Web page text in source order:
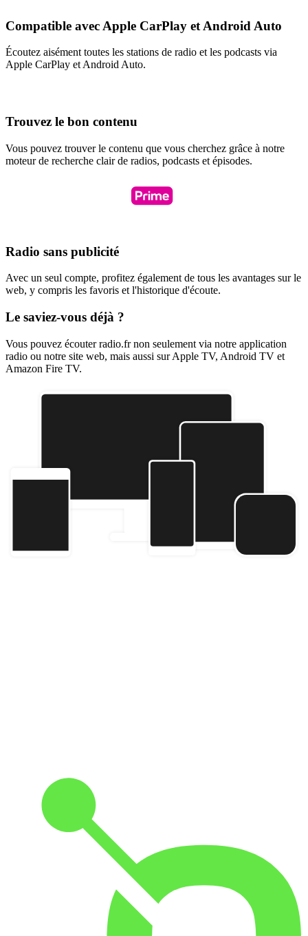
Compatible avec Apple CarPlay et Android Auto
Écoutez aisément toutes les stations de radio et les podcasts via
Apple CarPlay et Android Auto.
Trouvez le bon contenu
Vous pouvez trouver le contenu que vous cherchez grâce à notre
moteur de recherche clair de radios, podcasts et épisodes.
Radio sans publicité
Avec un seul compte, profitez également de tous les avantages sur le
web, y compris les favoris et l'historique d'écoute.
Le saviez-vous déjà ?
Vous pouvez écouter radio.fr non seulement via notre application
radio ou notre site web, mais aussi sur Apple TV, Android TV et
Amazon Fire TV.